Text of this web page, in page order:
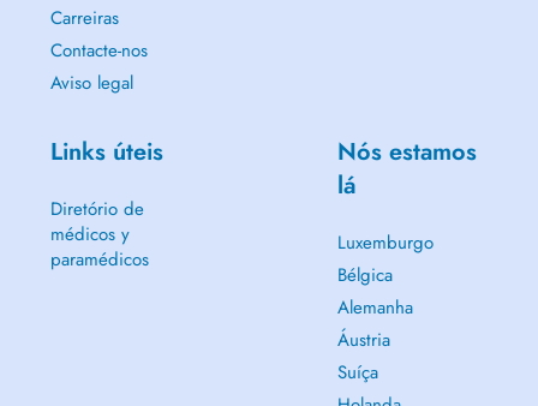
Carreiras
Contacte-nos
Aviso legal
Links úteis
Diretório de
médicos y
paramédicos
Nós estamos
lá
Luxemburgo
Bélgica
Alemanha
Áustria
Suíça